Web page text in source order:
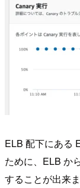
ELB 配下にある
ために、ELB か
することが出来